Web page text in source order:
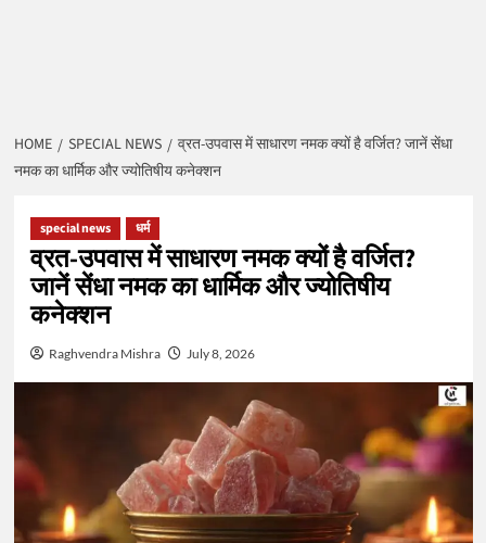
HOME SPECIAL NEWS
व्रत-उपवास में साधारण नमक क्यों है वर्जित? जानें सेंधा
नमक का धार्मिक और ज्योतिषीय कनेक्शन
special news धर्म
व्रत-उपवास में साधारण नमक क्यों है वर्जित?
जानें सेंधा नमक का धार्मिक और ज्योतिषीय
कनेक्शन
Raghvendra Mishra July 8, 2026